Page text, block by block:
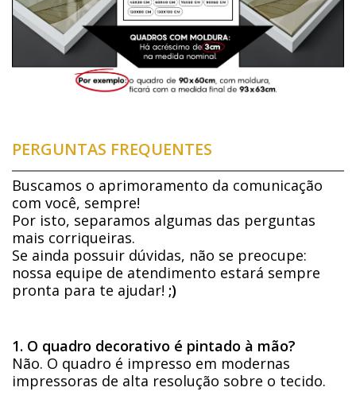
PERGUNTAS FREQUENTES
Buscamos o aprimoramento da comunicação
com você, sempre!
Por isto, separamos algumas das perguntas
mais corriqueiras.
Se ainda possuir dúvidas, não se preocupe:
nossa equipe de atendimento estará sempre
pronta para te ajudar! ;)
1. O quadro decorativo é pintado à mão?
Não. O quadro é impresso em modernas
impressoras de alta resolução sobre o tecido.